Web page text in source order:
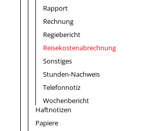
Rapport
Rechnung
Regiebericht
Reisekostenabrechnung
Sonstiges
Stunden-Nachweis
Telefonnotiz
Wochenbericht
Haftnotizen
Papiere